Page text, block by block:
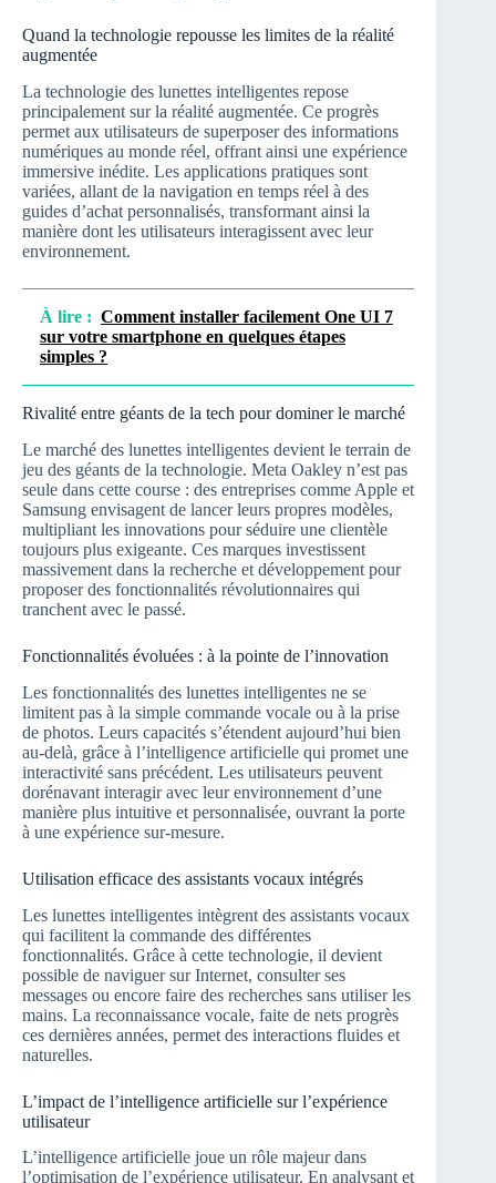
Quand la technologie repousse les limites de la réalité
augmentée
La technologie des lunettes intelligentes repose
principalement sur la réalité augmentée. Ce progrès
permet aux utilisateurs de superposer des informations
numériques au monde réel, offrant ainsi une expérience
immersive inédite. Les applications pratiques sont
variées, allant de la navigation en temps réel à des
guides d’achat personnalisés, transformant ainsi la
manière dont les utilisateurs interagissent avec leur
environnement.
À lire : Comment installer facilement One UI 7
sur votre smartphone en quelques étapes
simples ?
Rivalité entre géants de la tech pour dominer le marché
Le marché des lunettes intelligentes devient le terrain de
jeu des géants de la technologie. Meta Oakley n’est pas
seule dans cette course : des entreprises comme Apple et
Samsung envisagent de lancer leurs propres modèles,
multipliant les innovations pour séduire une clientèle
toujours plus exigeante. Ces marques investissent
massivement dans la recherche et développement pour
proposer des fonctionnalités révolutionnaires qui
tranchent avec le passé.
Fonctionnalités évoluées : à la pointe de l’innovation
Les fonctionnalités des lunettes intelligentes ne se
limitent pas à la simple commande vocale ou à la prise
de photos. Leurs capacités s’étendent aujourd’hui bien
au-delà, grâce à l’intelligence artificielle qui promet une
interactivité sans précédent. Les utilisateurs peuvent
dorénavant interagir avec leur environnement d’une
manière plus intuitive et personnalisée, ouvrant la porte
à une expérience sur-mesure.
Utilisation efficace des assistants vocaux intégrés
Les lunettes intelligentes intègrent des assistants vocaux
qui facilitent la commande des différentes
fonctionnalités. Grâce à cette technologie, il devient
possible de naviguer sur Internet, consulter ses
messages ou encore faire des recherches sans utiliser les
mains. La reconnaissance vocale, faite de nets progrès
ces dernières années, permet des interactions fluides et
naturelles.
L’impact de l’intelligence artificielle sur l’expérience
utilisateur
L’intelligence artificielle joue un rôle majeur dans
l’optimisation de l’expérience utilisateur. En analysant et